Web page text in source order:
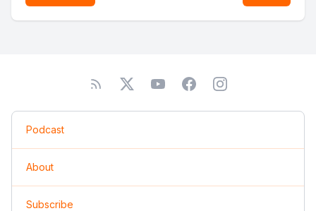
Podcast
About
Subscribe